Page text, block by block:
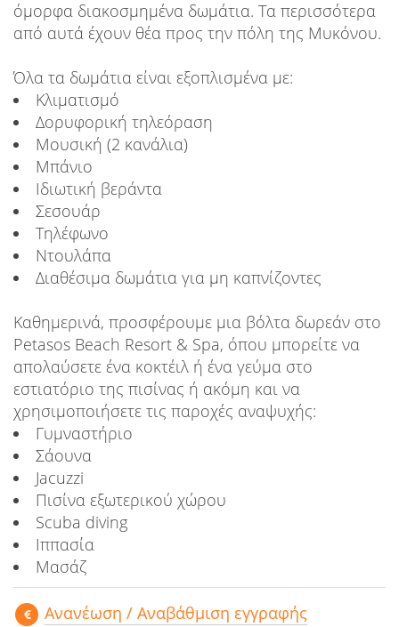
όμορφα διακοσμημένα δωμάτια. Τα περισσότερα
από αυτά έχουν θέα προς την πόλη της Μυκόνου.
Όλα τα δωμάτια είναι εξοπλισμένα με:
Κλιματισμό
Δορυφορική τηλεόραση
Μουσική (2 κανάλια)
Μπάνιο
Ιδιωτική βεράντα
Σεσουάρ
Τηλέφωνο
Ντουλάπα
Διαθέσιμα δωμάτια για μη καπνίζοντες
Καθημερινά, προσφέρουμε μια βόλτα δωρεάν στο
Petasos Beach Resort & Spa, όπου μπορείτε να
απολαύσετε ένα κοκτέιλ ή ένα γεύμα στο
εστιατόριο της πισίνας ή ακόμη και να
χρησιμοποιήσετε τις παροχές αναψυχής:
Γυμναστήριο
Σάουνα
Jacuzzi
Πισίνα εξωτερικού χώρου
Scuba diving
Ιππασία
Μασάζ
Aνανέωση / Αναβάθμιση εγγραφής